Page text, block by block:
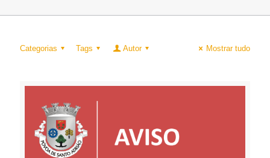
Categorias Tags Autor Mostrar tudo